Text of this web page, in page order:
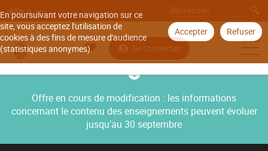
En poursuivant votre navigation sur ce
site, vous acceptez l'utilisation de
cookies à des fins de mesure d'audience
(statistiques anonymes).
Accepter Refuser
Aller à
Se connecter
Offre en cours de modification : les informations
concernant le contenu des enseignements peuvent évoluer
jusqu’au 30 septembre